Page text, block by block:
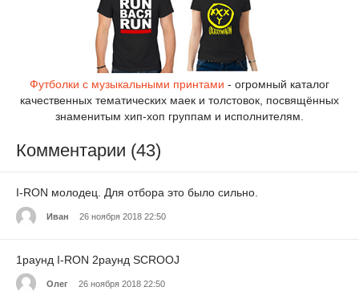
Футболки с музыкальными принтами - огромный каталог
качественных тематических маек и толстовок, посвящённых
знаменитым хип-хоп группам и исполнителям.
Комментарии (43)
I-RON молодец. Для отбора это было сильно.
Иван 26 ноября 2018 22:50
1раунд I-RON 2раунд SCROOJ
Олег 26 ноября 2018 22:50